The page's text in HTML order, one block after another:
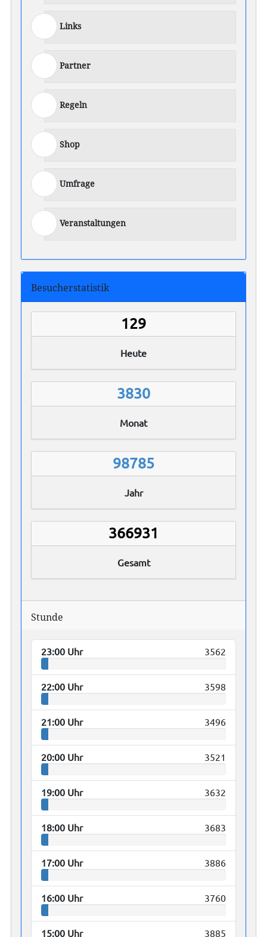
Links
Partner
Regeln
Shop
Umfrage
Veranstaltungen
Besucherstatistik
129
Heute
3830
Monat
98785
Jahr
366931
Gesamt
Stunde
23:00 Uhr 3562
22:00 Uhr 3598
21:00 Uhr 3496
20:00 Uhr 3521
19:00 Uhr 3632
18:00 Uhr 3683
17:00 Uhr 3886
16:00 Uhr 3760
15:00 Uhr 3885